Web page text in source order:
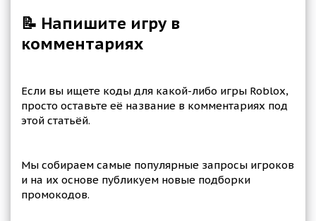
📝 Напишите игру в
комментариях
Если вы ищете коды для какой-либо игры Roblox,
просто оставьте её название в комментариях под
этой статьёй.
Мы собираем самые популярные запросы игроков
и на их основе публикуем новые подборки
промокодов.